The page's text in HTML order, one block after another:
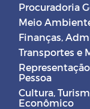
Procuradoria
Meio
Finanças,
Transportes e
Pessoa
Cultura,
Econômico